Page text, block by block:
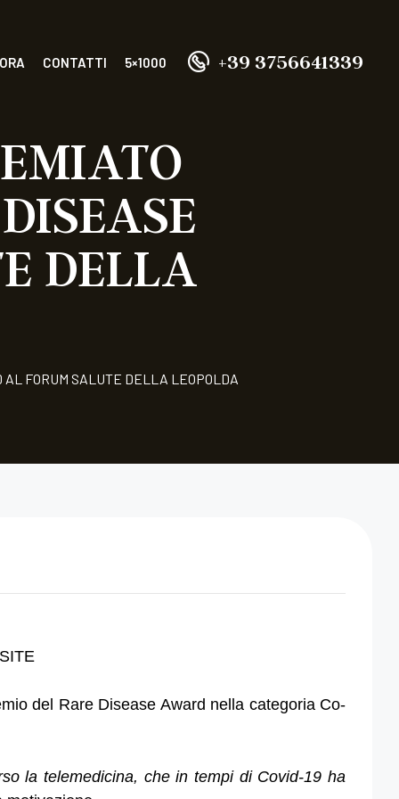
CONTATTI 5×1000 +39 3756641339
DELLA
AL FORUM SALUTE DELLA LEOPOLDA
del Rare Disease Award nella categoria Co-
la telemedicina, che in tempi di Covid-19 ha